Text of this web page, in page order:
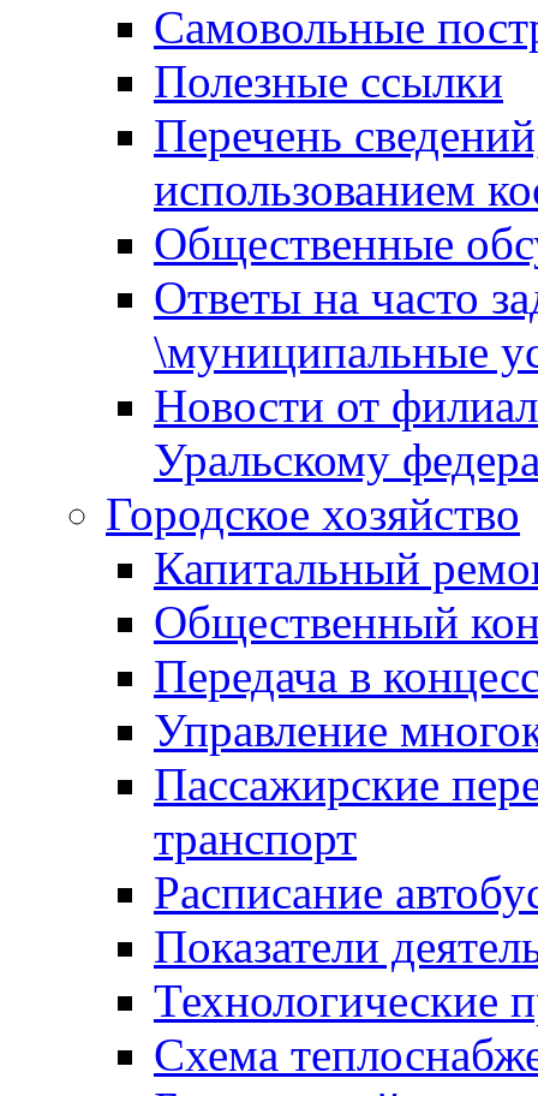
Самовольные
Полезные ссылки
Перечень
использованием
Общественные
Ответы на часто
\муниципальные
Новости от
Уральскому
Городское хозяйство
Капитальный
Общественный
Передача в
Управление
Пассажирские
транспорт
Расписание
Показатели
Технологические
Схема